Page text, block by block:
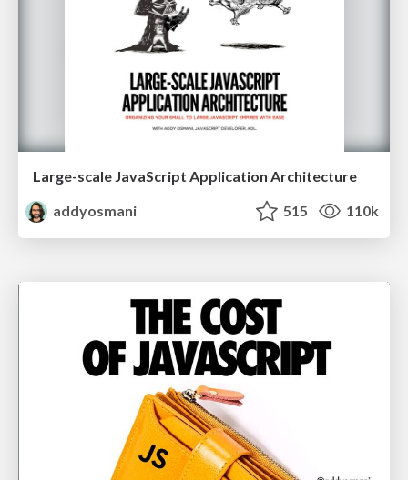
Large-scale JavaScript Application Architecture
addyosmani
515 110k